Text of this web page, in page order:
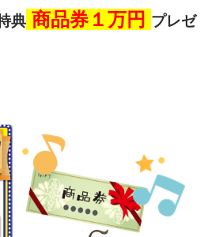
典 商品券 １万円 プレゼ